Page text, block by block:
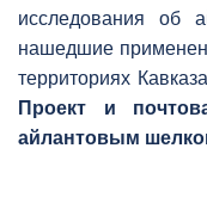
исследования об
нашедшие
территориях
Проект и
айлантовым